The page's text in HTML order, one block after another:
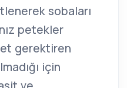
sobaları
petekler
gerektiren
için